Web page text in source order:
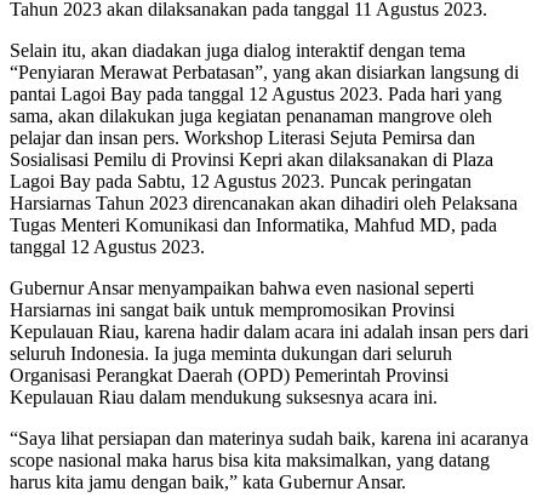
Tahun 2023 akan dilaksanakan pada tanggal 11 Agustus 2023.
Selain itu, akan diadakan juga dialog interaktif dengan tema
“Penyiaran Merawat Perbatasan”, yang akan disiarkan langsung di
pantai Lagoi Bay pada tanggal 12 Agustus 2023. Pada hari yang
sama, akan dilakukan juga kegiatan penanaman mangrove oleh
pelajar dan insan pers. Workshop Literasi Sejuta Pemirsa dan
Sosialisasi Pemilu di Provinsi Kepri akan dilaksanakan di Plaza
Lagoi Bay pada Sabtu, 12 Agustus 2023. Puncak peringatan
Harsiarnas Tahun 2023 direncanakan akan dihadiri oleh Pelaksana
Tugas Menteri Komunikasi dan Informatika, Mahfud MD, pada
tanggal 12 Agustus 2023.
Gubernur Ansar menyampaikan bahwa even nasional seperti
Harsiarnas ini sangat baik untuk mempromosikan Provinsi
Kepulauan Riau, karena hadir dalam acara ini adalah insan pers dari
seluruh Indonesia. Ia juga meminta dukungan dari seluruh
Organisasi Perangkat Daerah (OPD) Pemerintah Provinsi
Kepulauan Riau dalam mendukung suksesnya acara ini.
“Saya lihat persiapan dan materinya sudah baik, karena ini acaranya
scope nasional maka harus bisa kita maksimalkan, yang datang
harus kita jamu dengan baik,” kata Gubernur Ansar.